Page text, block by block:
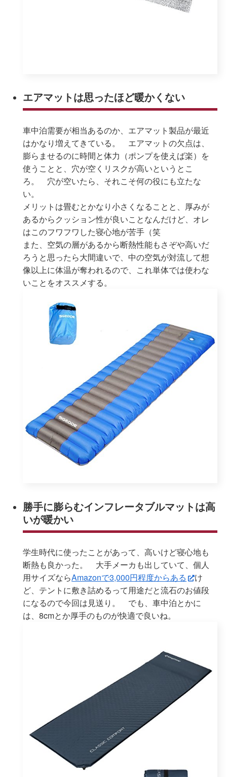
エアマットは思ったほど暖かくない
車中泊需要が相当あるのか、エアマット製品が最近
はかなり増えてきている。 エアマットの欠点は、
膨らませるのに時間と体力（ポンプを使えば楽）を
使うことと、穴が空くリスクが高いというとこ
ろ。 穴が空いたら、それこそ何の役にも立たな
い。
メリットは畳むとかなり小さくなることと、厚みが
あるからクッション性が良いことなんだけど、オレ
はこのフワフワした寝心地が苦手（笑
また、空気の層があるから断熱性能もさぞや高いだ
ろうと思ったら大間違いで、中の空気が対流して想
像以上に体温が奪われるので、これ単体では使わな
いことをオススメする。
勝手に膨らむインフレータブルマットは高
いが暖かい
学生時代に使ったことがあって、高いけど寝心地も
断熱も良かった。 大手メーカも出していて、個人
用サイズならAmazonで3,000円程度からある
け
ど、テントに敷き詰めるって用途だと流石のお値段
になるので今回は見送り。 でも、車中泊とかに
は、8cmとか厚手のものが快適で良いね。